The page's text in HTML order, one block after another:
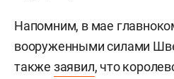
Напомним, в мае
вооруженными силами
также заявил, что